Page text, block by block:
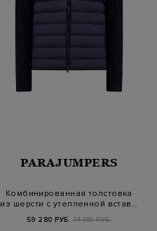
PARAJUMPERS
Комбинированная толстовка
из шерсти с утепленной встав…
59 280 РУБ. 74 100 РУБ.